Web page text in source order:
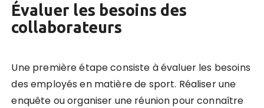
Évaluer les besoins des
collaborateurs
Une première étape consiste à évaluer les besoins
des employés en matière de sport. Réaliser une
enquête ou organiser une réunion pour connaître